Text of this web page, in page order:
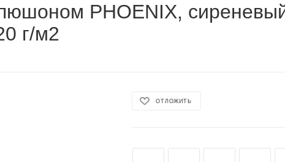
PHOENIX,
г/м2
ОТЛОЖИТЬ